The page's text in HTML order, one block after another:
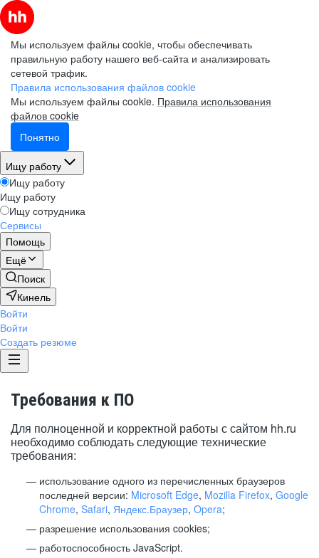
Мы используем файлы cookie, чтобы обеспечивать
правильную работу нашего веб-сайта и анализировать
сетевой трафик.
Правила использования файлов cookie
Мы используем файлы cookie. Правила использования
файлов cookie
Понятно
Ищу работу
Ищу работу
Ищу работу
Ищу сотрудника
Сервисы
Помощь
Ещё
Поиск
Кинель
Войти
Войти
Создать резюме
Требования к ПО
Для полноценной и корректной работы с сайтом hh.ru
необходимо соблюдать следующие технические
требования:
использование одного из перечисленных браузеров
последней версии: Microsoft Edge, Mozilla Firefox, Google
Chrome, Safari, Яндекс.Браузер, Opera;
разрешение использования cookies;
работоспособность JavaScript.